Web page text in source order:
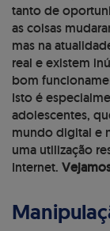
tanto de
as coisas
mas na
real e existem
bom
Isto é
adolescentes,
mundo digital e
uma utilização
Internet.